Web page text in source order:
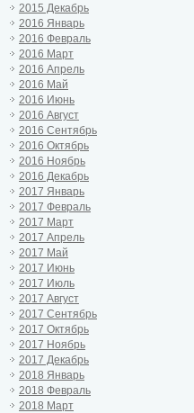
2015 Декабрь
2016 Январь
2016 Февраль
2016 Март
2016 Апрель
2016 Май
2016 Июнь
2016 Август
2016 Сентябрь
2016 Октябрь
2016 Ноябрь
2016 Декабрь
2017 Январь
2017 Февраль
2017 Март
2017 Апрель
2017 Май
2017 Июнь
2017 Июль
2017 Август
2017 Сентябрь
2017 Октябрь
2017 Ноябрь
2017 Декабрь
2018 Январь
2018 Февраль
2018 Март